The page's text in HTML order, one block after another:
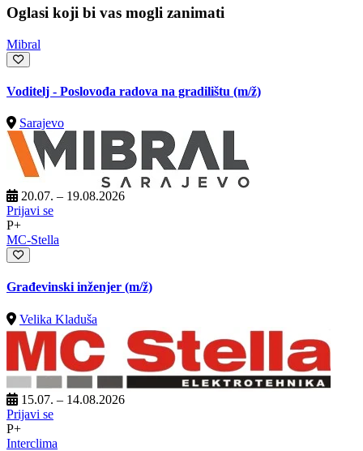
Oglasi koji bi vas mogli zanimati
Mibral
Voditelj - Poslovođa radova na gradilištu (m/ž)
Sarajevo
20.07. – 19.08.2026
Prijavi se
P+
MC-Stella
Građevinski inženjer (m/ž)
Velika Kladuša
15.07. – 14.08.2026
Prijavi se
P+
Interclima